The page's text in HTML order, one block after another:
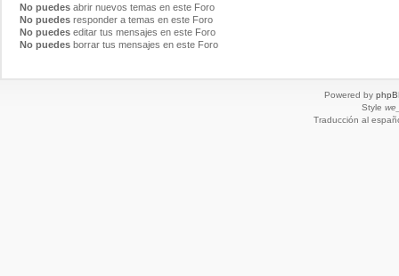
No puedes abrir nuevos temas en este Foro
No puedes responder a temas en este Foro
No puedes editar tus mensajes en este Foro
No puedes borrar tus mensajes en este Foro
Powered by
Style
Traducción al